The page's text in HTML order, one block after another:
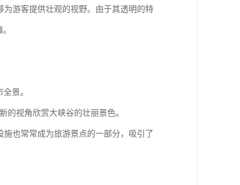
游客提供壮观的视野。由于其透明的特
景。
的视角欣赏大峡谷的壮丽景色。
也常常成为旅游景点的一部分，吸引了